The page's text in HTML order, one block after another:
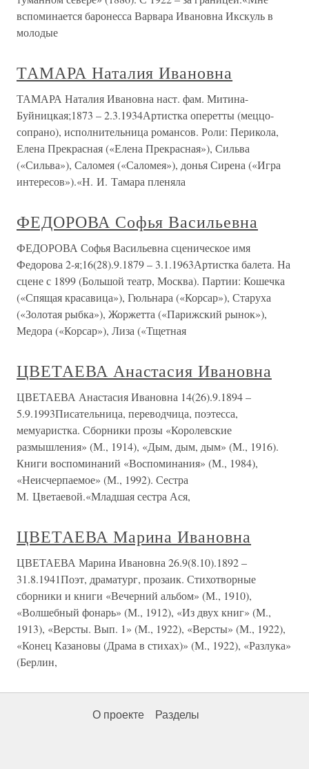
вспоминается баронесса Варвара Ивановна Икскуль в
молодые
ТАМАРА Наталия Ивановна
ТАМАРА Наталия Ивановна наст. фам. Митина-
Буйницкая;1873 – 2.3.1934Артистка оперетты (меццо-
сопрано), исполнительница романсов. Роли: Перикола,
Елена Прекрасная («Елена Прекрасная»), Сильва
(«Сильва»), Саломея («Саломея»), донья Сирена («Игра
интересов»).«Н. И. Тамара пленяла
ФЕДОРОВА Софья Васильевна
ФЕДОРОВА Софья Васильевна сценическое имя
Федорова 2-я;16(28).9.1879 – 3.1.1963Артистка балета. На
сцене с 1899 (Большой театр, Москва). Партии: Кошечка
(«Спящая красавица»), Гюльнара («Корсар»), Старуха
(«Золотая рыбка»), Жоржетта («Парижский рынок»),
Медора («Корсар»), Лиза («Тщетная
ЦВЕТАЕВА Анастасия Ивановна
ЦВЕТАЕВА Анастасия Ивановна 14(26).9.1894 –
5.9.1993Писательница, переводчица, поэтесса,
мемуаристка. Сборники прозы «Королевские
размышления» (М., 1914), «Дым, дым, дым» (М., 1916).
Книги воспоминаний «Воспоминания» (М., 1984),
«Неисчерпаемое» (М., 1992). Сестра
М. Цветаевой.«Младшая сестра Ася,
ЦВЕТАЕВА Марина Ивановна
ЦВЕТАЕВА Марина Ивановна 26.9(8.10).1892 –
31.8.1941Поэт, драматург, прозаик. Стихотворные
сборники и книги «Вечерний альбом» (М., 1910),
«Волшебный фонарь» (М., 1912), «Из двух книг» (М.,
1913), «Версты. Вып. 1» (М., 1922), «Версты» (М., 1922),
«Конец Казановы (Драма в стихах)» (М., 1922), «Разлука»
(Берлин,
О проекте Разделы